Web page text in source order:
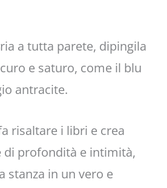
a tutta parete, dipingila
e saturo, come il blu
antracite.
risaltare i libri e crea
di profondità e intimità,
stanza in un vero e